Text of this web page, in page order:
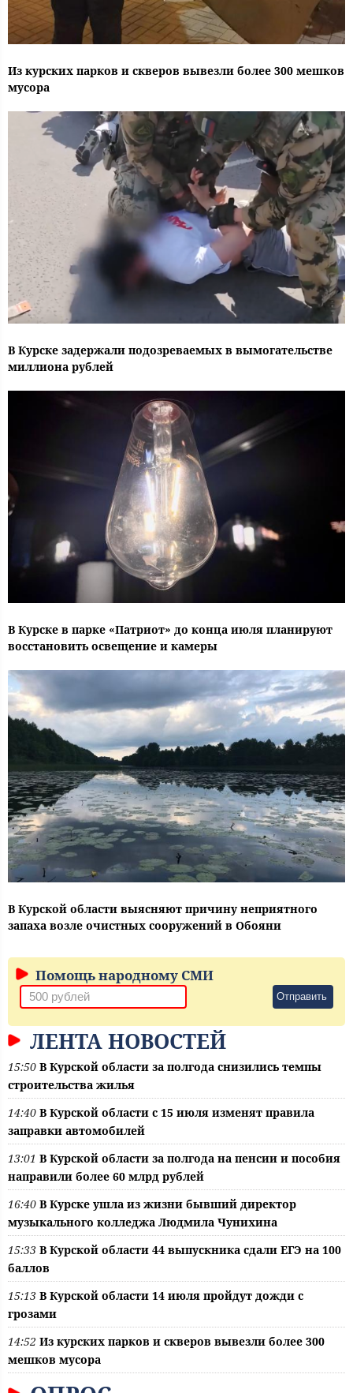
Из курских парков и скверов вывезли более 300 мешков
мусора
В Курске задержали подозреваемых в вымогательстве
миллиона рублей
В Курске в парке «Патриот» до конца июля планируют
восстановить освещение и камеры
В Курской области выясняют причину неприятного
запаха возле очистных сооружений в Обояни
Помощь народному СМИ
Отправить
ЛЕНТА НОВОСТЕЙ
15:50 В Курской области за полгода снизились темпы
строительства жилья
14:40 В Курской области с 15 июля изменят правила
заправки автомобилей
13:01 В Курской области за полгода на пенсии и пособия
направили более 60 млрд рублей
16:40 В Курске ушла из жизни бывший директор
музыкального колледжа Людмила Чунихина
15:33 В Курской области 44 выпускника сдали ЕГЭ на 100
баллов
15:13 В Курской области 14 июля пройдут дожди с
грозами
14:52 Из курских парков и скверов вывезли более 300
мешков мусора